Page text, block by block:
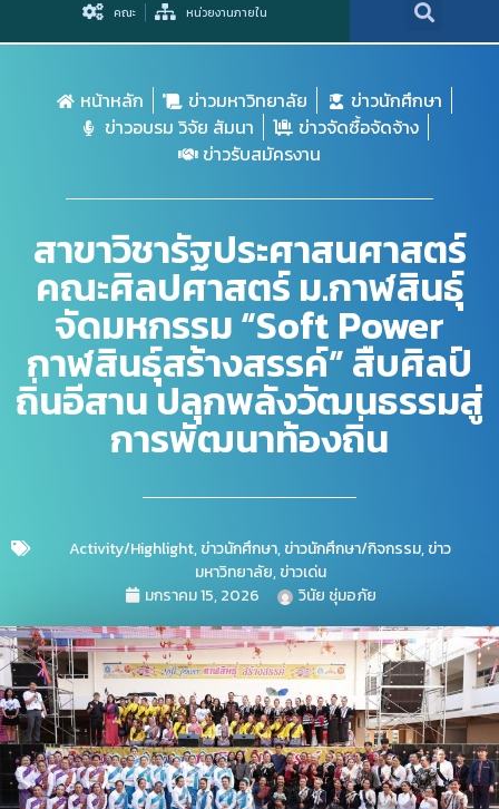
คณะ หน่วยงานภายใน
หน้าหลัก ข่าวมหาวิทยาลัย
ข่าวนักศึกษา
ข่าวอบรม วิจัย สัมนา
ข่าวจัดซื้อจัดจ้าง
ข่าวรับสมัครงาน
สาขาวิชารัฐประศาสนศาสตร์
คณะศิลปศาสตร์ ม.กาฬสินธุ์
จัดมหกรรม “Soft Power
กาฬสินธุ์สร้างสรรค์” สืบศิลป์
ถิ่นอีสาน ปลุกพลังวัฒนธรรมสู่
การพัฒนาท้องถิ่น
Activity/Highlight,ข่าวนักศึกษา,ข่าวนักศึกษา/กิจกรรม,ข่าว
มหาวิทยาลัย,ข่าวเด่น
มกราคม 15, 2026
วินัย ชุ่มอภัย